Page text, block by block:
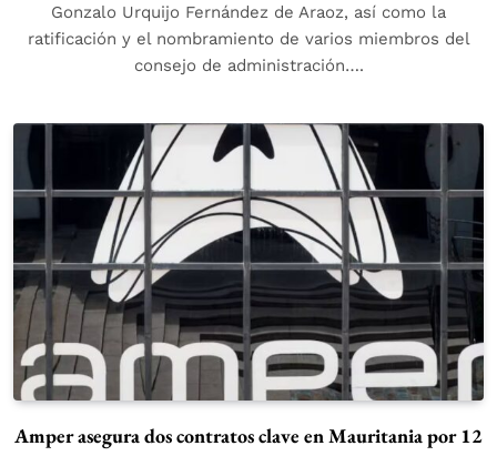
Gonzalo Urquijo Fernández de Araoz, así como la
ratificación y el nombramiento de varios miembros del
consejo de administración….
Amper asegura dos contratos clave en Mauritania por 12